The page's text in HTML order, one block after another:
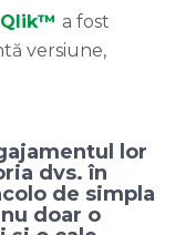
Qlik™ a fost
versiune,
lor
dvs. în
de simpla
doar o